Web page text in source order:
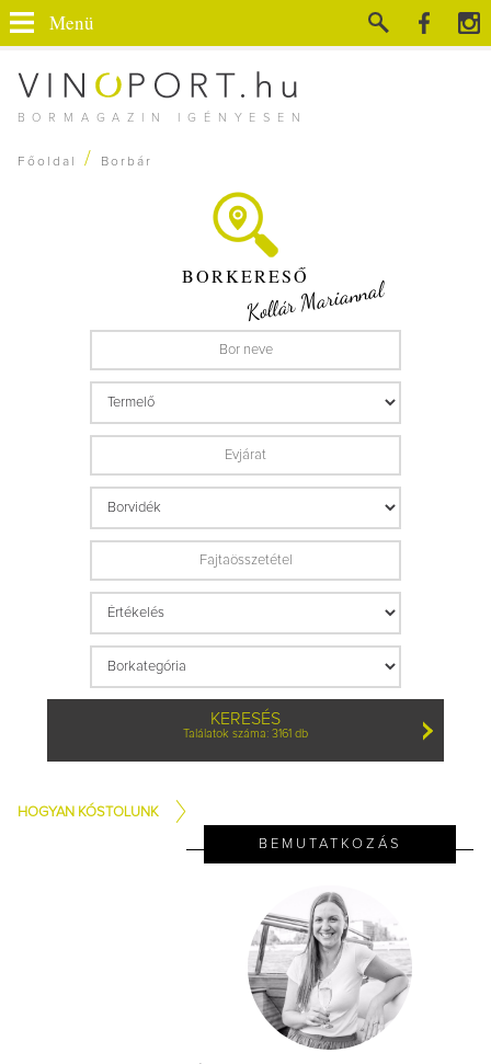
BORMAGAZIN IGÉNYESEN
Menü
Főoldal / Borbár
BORKERESŐ
Kollár Mariannal
KERESÉS
Találatok száma: 3161 db
HOGYAN KÓSTOLUNK
BEMUTATKOZÁS